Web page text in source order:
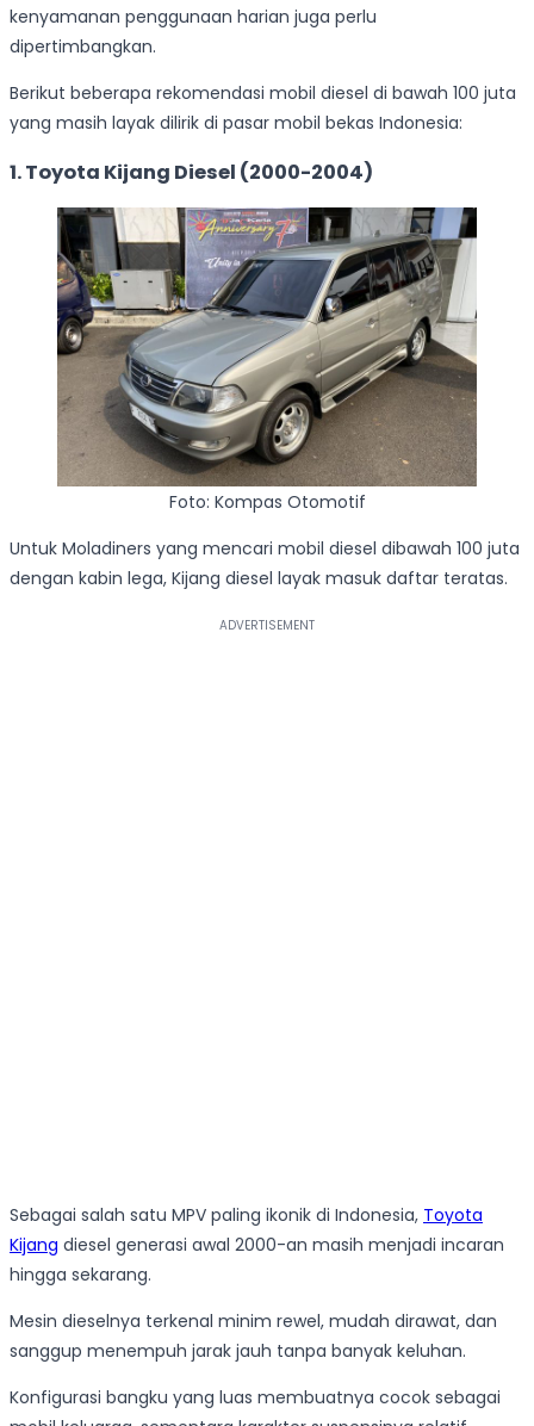
kenyamanan penggunaan harian juga perlu
dipertimbangkan.
Berikut beberapa rekomendasi mobil diesel di bawah 100 juta
yang masih layak dilirik di pasar mobil bekas Indonesia:
1. Toyota Kijang Diesel (2000-2004)
Foto: Kompas Otomotif
Untuk Moladiners yang mencari mobil diesel dibawah 100 juta
dengan kabin lega, Kijang diesel layak masuk daftar teratas.
Sebagai salah satu MPV paling ikonik di Indonesia, Toyota
Kijang diesel generasi awal 2000-an masih menjadi incaran
hingga sekarang.
Mesin dieselnya terkenal minim rewel, mudah dirawat, dan
sanggup menempuh jarak jauh tanpa banyak keluhan.
Konfigurasi bangku yang luas membuatnya cocok sebagai